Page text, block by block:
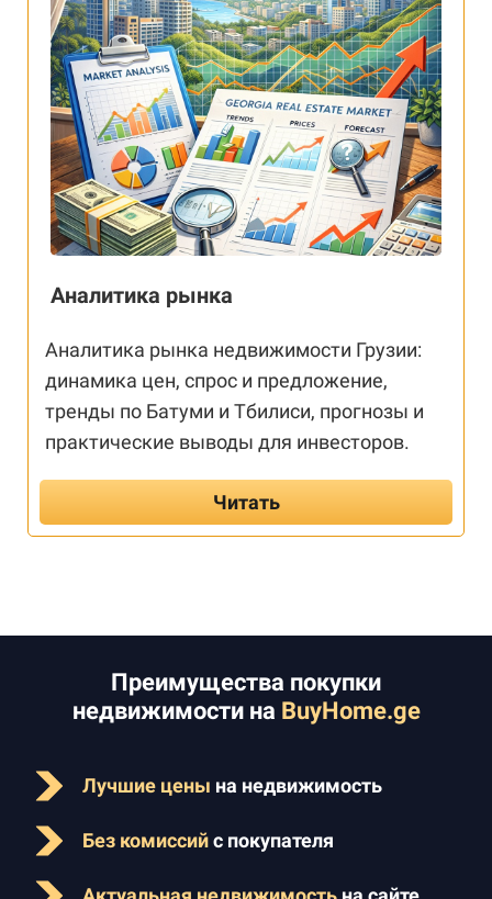
Аналитика рынка
Аналитика рынка недвижимости Грузии:
динамика цен, спрос и предложение,
тренды по Батуми и Тбилиси, прогнозы и
практические выводы для инвесторов.
Читать
Преимущества покупки
недвижимости на BuyHome.ge
Лучшие цены на недвижимость
Без комиссийс покупателя